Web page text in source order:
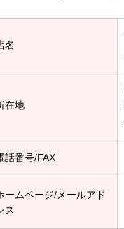
名
在地
話番号/FAX
ームページ/メールアド
ス